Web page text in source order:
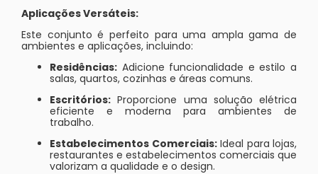
Aplicações Versáteis:
Este conjunto é perfeito para uma ampla gama de
ambientes e aplicações, incluindo:
Residências: Adicione funcionalidade e estilo a
salas, quartos, cozinhas e áreas comuns.
Escritórios: Proporcione uma solução elétrica
eficiente e moderna para ambientes de
trabalho.
Estabelecimentos Comerciais:Ideal para lojas,
restaurantes e estabelecimentos comerciais que
valorizam a qualidade e o design.